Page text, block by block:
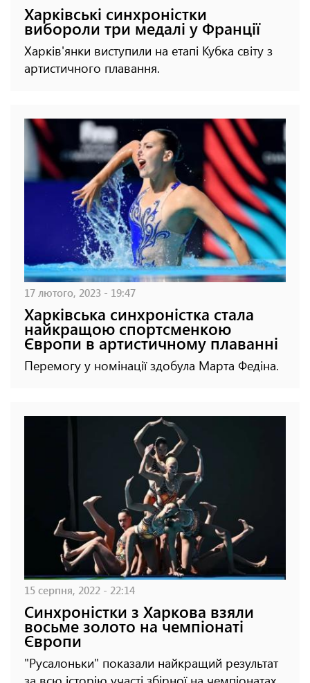
Харківські синхроністки
вибороли три медалі у Франції
Харків'янки виступили на етапі Кубка світу з
артистичного плавання.
17 лютого, 2023 - 19:47
Харківська синхроністка стала
найкращою спортсменкою
Європи в артистичному плаванні
Перемогу у номінації здобула Марта Федіна.
15 серпня, 2022 - 22:14
Синхроністки з Харкова взяли
восьме золото на чемпіонаті
Європи
"Русалоньки" показали найкращий результат